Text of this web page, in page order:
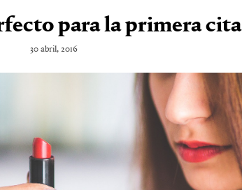
para la primera cita
30 abril, 2016